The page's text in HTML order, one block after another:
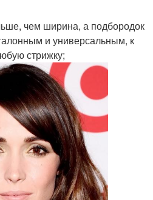
чем ширина, а подбородок
и универсальным, к
стрижку;